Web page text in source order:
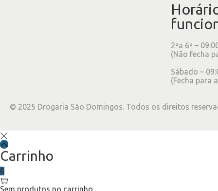
2ªa 6ª –
(Não fecha
Sábado –
(Fecha para
© 2025 Drogaria São Domingos. Todos os direitos
Carrinho
0
Sem produtos no carrinho